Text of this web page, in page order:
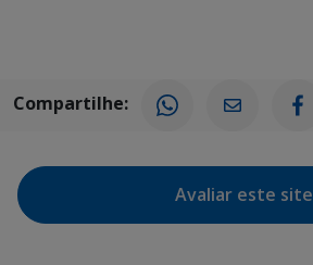
Compartilhe:
Avaliar este site